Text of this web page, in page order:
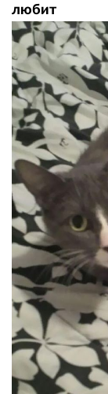
любит